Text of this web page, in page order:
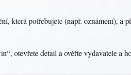
která potřebujete (např. oznámení), a
otevřete detail a ověřte vydavatele a